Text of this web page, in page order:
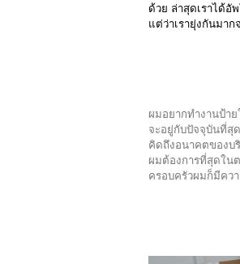
ด้วย ล่าสุดเราได้อั
แต่ว่าเรายุ่งกันมาก
ผมอยากทำงานป้า
จะอยู่กับปัจจุบันที่สุ
คิดถึงอนาคตของบ
ผมต้องการที่สุดใน
ครอบครัวผมก็มีคว